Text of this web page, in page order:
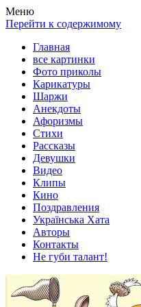
Весела хата — прикольные
Покажем всем ваши фото
Меню
Перейти к содержимому
Главная
все картинки
Фото приколы
Карикатуры
Шаржи
Анекдоты
Афоризмы
Стихи
Рассказы
Девушки
Видео
Клипы
Кино
Поздравления
Українська Хата
Авторы
Контакты
Не губи талант!